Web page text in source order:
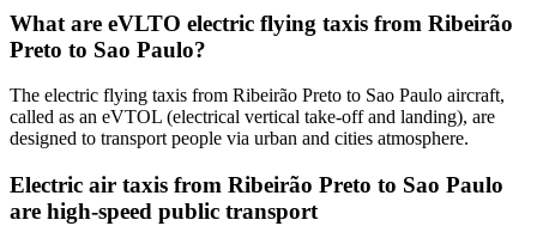
What are eVLTO electric flying taxis from Ribeirão
Preto to Sao Paulo?
The electric flying taxis from Ribeirão Preto to Sao Paulo aircraft,
called as an eVTOL (electrical vertical take-off and landing), are
designed to transport people via urban and cities atmosphere.
Electric air taxis from Ribeirão Preto to Sao Paulo
are high-speed public transport